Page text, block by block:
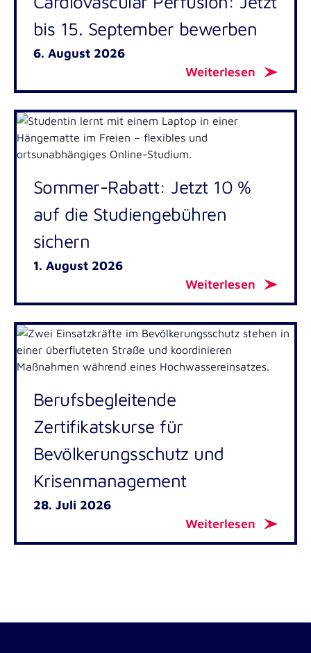
bis 15. September bewerben
6. August 2026
Weiterlesen
Sommer-Rabatt: Jetzt 10 %
auf die Studiengebühren
sichern
1. August 2026
Weiterlesen
Berufsbegleitende
Zertifikatskurse für
Bevölkerungsschutz und
Krisenmanagement
28. Juli 2026
Weiterlesen